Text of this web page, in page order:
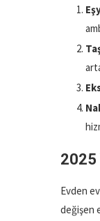
2025
Evden
değişen